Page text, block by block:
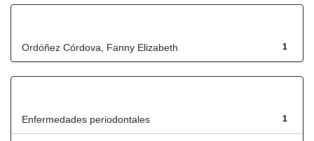
1
Ordóñez Córdova, Fanny Elizabeth
1
Enfermedades periodontales